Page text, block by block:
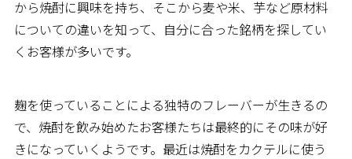
から焼酎に興味を持ち、そこから麦や米、芋など原材料
についての違いを知って、自分に合った銘柄を探してい
くお客様が多いです。
麹を使っていることによる独特のフレーバーが生きるの
で、焼酎を飲み始めたお客様たちは最終的にその味が好
きになっていくようです。最近は焼酎をカクテルに使う